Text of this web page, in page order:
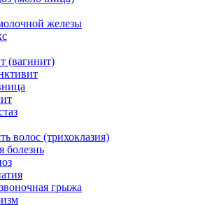
железы
(вагинит)
волос (трихоклазия)
болезнь
грыжа